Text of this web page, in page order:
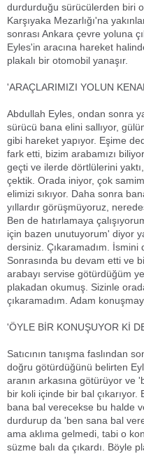
durdurduğu sürücülerden biri
Karşıyaka Mezarlığı'na
sonrası Ankara çevre yoluna
Eyles'in aracına hareket
plakalı bir otomobil yanaşır.
'ARAÇLARIMIZI YOLUN
Abdullah Eyles, ondan sonra
sürücü bana elini sallıyor,
gibi hareket yapıyor. Eşime
fark etti, bizim arabamızı
geçti ve ilerde dörtlülerini
çektik. Orada iniyor, çok
elimizi sıkıyor. Daha sonra
yıllardır görüşmüyoruz,
Ben de hatırlamaya
için bazen unutuyorum' diyor
dersiniz. Çıkaramadım. İsmini
Sonrasında bu devam etti ve
arabayı servise götürdüğüm
plakadan okumuş. Sizinle
çıkaramadım. Adam
'ÖYLE BİR KONUŞUYOR Kİ
Satıcının tanışma faslından
doğru götürdüğünü belirten
aranın arkasına götürüyor ve
bir koli içinde bir bal çıkarıyor.
bana bal verecekse bu halde
durdurup da 'ben sana bal
ama aklıma gelmedi, tabi o
süzme balı da çıkardı. Böyle